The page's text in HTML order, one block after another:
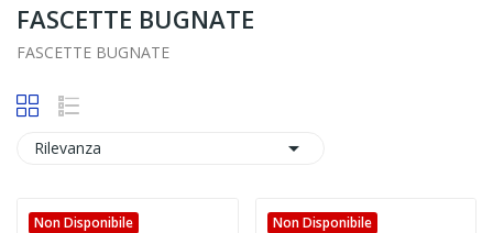
FASCETTE BUGNATE
FASCETTE BUGNATE
Rilevanza 
Non Disponibile Non Disponibile